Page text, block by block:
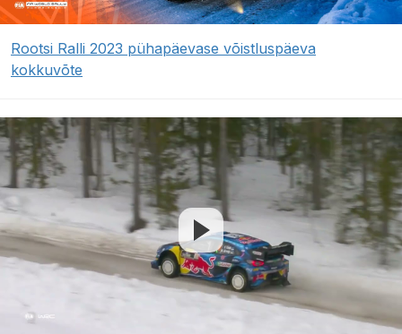
Rootsi Ralli 2023 pühapäevase võistluspäeva
kokkuvõte